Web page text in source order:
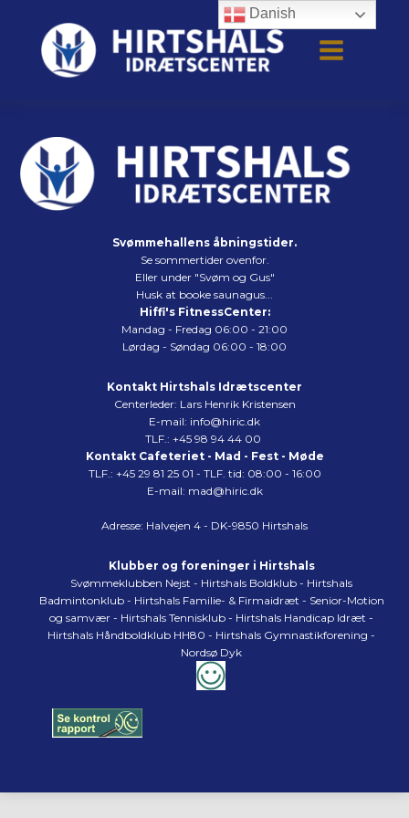
Svømmehallens åbningstider.
Se sommertider ovenfor.
Eller under "Svøm og Gus"
Husk at booke saunagus...
Hiffi's FitnessCenter:
Mandag - Fredag 06:00 - 21:00
Lørdag - Søndag 06:00 - 18:00
Kontakt Hirtshals Idrætscenter
Centerleder: Lars Henrik Kristensen
E-mail: info@hiric.dk
TLF.: +45 98 94 44 00
Kontakt Cafeteriet - Mad - Fest - Møde
TLF.: +45 29 81 25 01 - TLF. tid: 08:00 - 16:00
E-mail: mad@hiric.dk
Adresse: Halvejen 4 - DK-9850 Hirtshals
Klubber og foreninger i Hirtshals
Svømmeklubben Nejst - Hirtshals Boldklub - Hirtshals
Badmintonklub - Hirtshals Familie- & Firmaidræt - Senior-Motion
og samvær - Hirtshals Tennisklub - Hirtshals Handicap Idræt -
Hirtshals Håndboldklub HH80 - Hirtshals Gymnastikforening -
Nordsø Dyk
Danish